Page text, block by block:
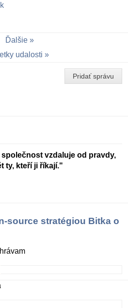
Ďalšie
udalosti
Pridať správu
vzdaluje od pravdy,
ty, kteří ji říkají."
source stratégiou Bitka o